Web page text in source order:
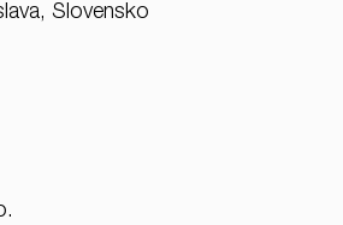
Slovensko